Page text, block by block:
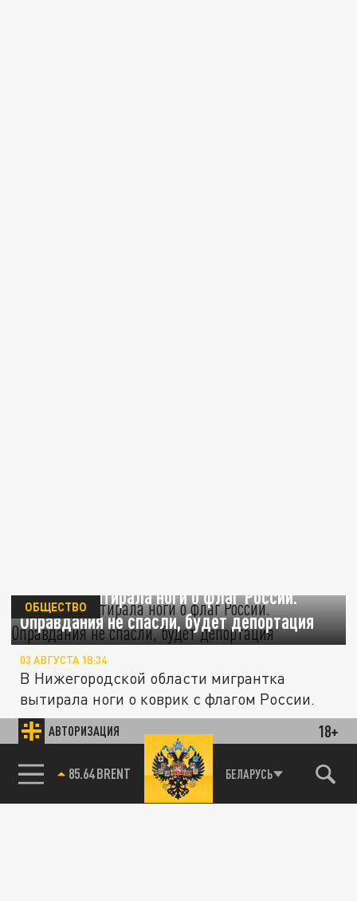
АВТОРИЗАЦИЯ 18+
85.64 BRENT БЕЛАРУСЬ
Мигрант вытирала ноги о флаг России.
Оправдания не спасли, будет депортация
ОБЩЕСТВО
03 АВГУСТА 18:34
В Нижегородской области мигрантка
вытирала ноги о коврик с флагом России.